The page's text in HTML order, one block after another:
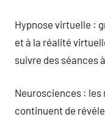
Hypnose virtuelle :
et à la réalité
suivre des séances
Neurosciences : les
continuent de